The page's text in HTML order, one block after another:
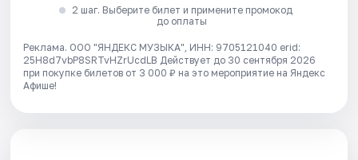
2 шаг. Выберите билет и примените промокод
до оплаты
Реклама. ООО "ЯНДЕКС МУЗЫКА", ИНН: 9705121040 erid:
25H8d7vbP8SRTvHZrUcdLB Действует до 30 сентября 2026
при покупке билетов от 3 000 ₽ на это мероприятие на Яндекс
Афише!